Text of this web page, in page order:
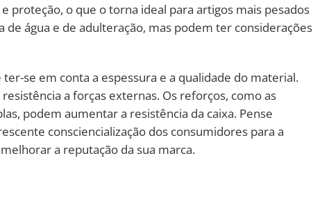
proteção, o que o torna ideal para artigos mais pesados
água e de adulteração, mas podem ter considerações
se em conta a espessura e a qualidade do material.
a forças externas. Os reforços, como as
podem aumentar a resistência da caixa. Pense
consciencialização dos consumidores para a
a reputação da sua marca.